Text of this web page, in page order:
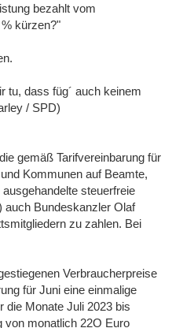
bezahlt vom
kürzen?"
tu, dass füg´ auch keinem
/ SPD)
gemäß Tarifvereinbarung für
Kommunen auf Beamte,
steuerfreie
auch Bundeskanzler Olaf
zu zahlen. Bei
Verbraucherpreise
für Juni eine einmalige
die Monate Juli 2023 bis
von monatlich 22O Euro